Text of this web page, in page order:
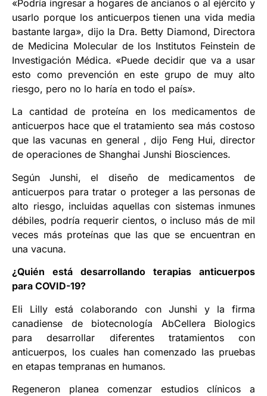
«Podría ingresar a hogares de ancianos o al ejército y
usarlo porque los anticuerpos tienen una vida media
bastante larga», dijo la Dra. Betty Diamond, Directora
de Medicina Molecular de los Institutos Feinstein de
Investigación Médica. «Puede decidir que va a usar
esto como prevención en este grupo de muy alto
riesgo, pero no lo haría en todo el país».
La cantidad de proteína en los medicamentos de
anticuerpos hace que el tratamiento sea más costoso
que las vacunas en general , dijo Feng Hui, director
de operaciones de Shanghai Junshi Biosciences.
Según Junshi, el diseño de medicamentos de
anticuerpos para tratar o proteger a las personas de
alto riesgo, incluidas aquellas con sistemas inmunes
débiles, podría requerir cientos, o incluso más de mil
veces más proteínas que las que se encuentran en
una vacuna.
¿Quién está desarrollando terapias anticuerpos
para COVID-19?
Eli Lilly está colaborando con Junshi y la firma
canadiense de biotecnología AbCellera Biologics
para desarrollar diferentes tratamientos con
anticuerpos, los cuales han comenzado las pruebas
en etapas tempranas en humanos.
Regeneron planea comenzar estudios clínicos a